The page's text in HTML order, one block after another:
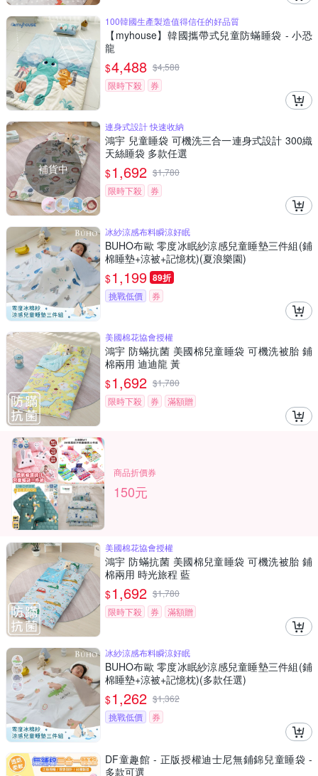
100韓國生產製造值得信任的好品質
【myhouse】韓國攜帶式兒童防蟎睡袋 - 小恐
龍
$4,488 $4,588
限時下殺
券
補貨中
連身式設計 快速收納
鴻宇 兒童睡袋 可機洗三合一連身式設計 300織
天絲睡袋 多款任選
$1,692 $1,780
限時下殺
券
冰紗涼感布料瞬涼好眠
BUHO布歐 零度冰眠紗涼感兒童睡墊三件組(鋪
棉睡墊+涼被+記憶枕)(夏浪樂園)
$1,199 89折
挑戰低價 券
美國棉花協會授權
鴻宇 防蟎抗菌 美國棉兒童睡袋 可機洗被胎 鋪
棉兩用 迪迪龍 黃
$1,692 $1,780
限時下殺
券 滿額贈
商品折價券
150元
美國棉花協會授權
鴻宇 防蟎抗菌 美國棉兒童睡袋 可機洗被胎 鋪
棉兩用 時光旅程 藍
$1,692 $1,780
限時下殺
券 滿額贈
冰紗涼感布料瞬涼好眠
BUHO布歐 零度冰眠紗涼感兒童睡墊三件組(鋪
棉睡墊+涼被+記憶枕)(多款任選)
$1,262 $1,362
挑戰低價
券
DF童趣館 - 正版授權迪士尼無鋪錦兒童睡袋 -
多款可選